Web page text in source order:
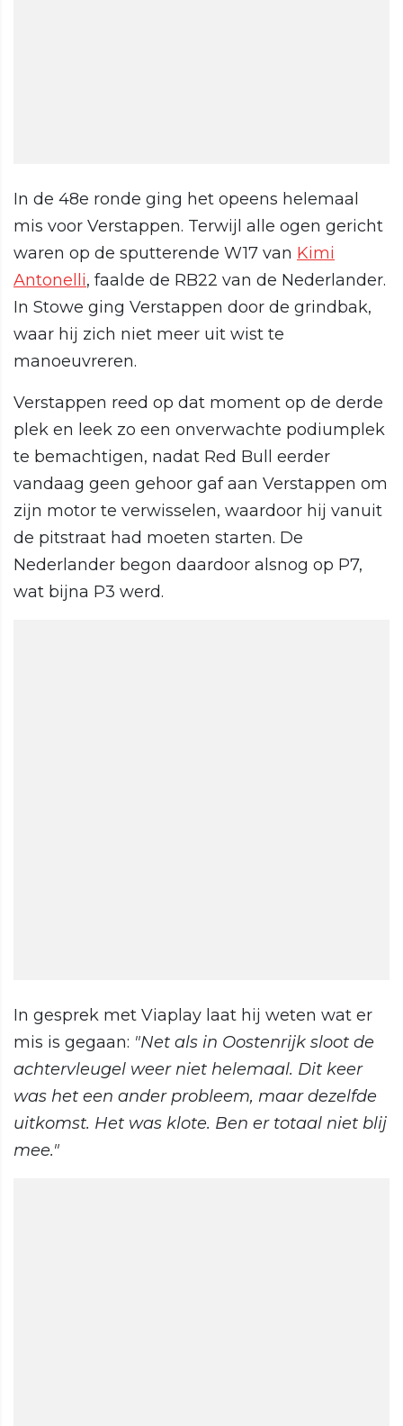
In de 48e ronde ging het opeens helemaal
mis voor Verstappen. Terwijl alle ogen gericht
waren op de sputterende W17 van Kimi
Antonelli, faalde de RB22 van de Nederlander.
In Stowe ging Verstappen door de grindbak,
waar hij zich niet meer uit wist te
manoeuvreren.
Verstappen reed op dat moment op de derde
plek en leek zo een onverwachte podiumplek
te bemachtigen, nadat Red Bull eerder
vandaag geen gehoor gaf aan Verstappen om
zijn motor te verwisselen, waardoor hij vanuit
de pitstraat had moeten starten. De
Nederlander begon daardoor alsnog op P7,
wat bijna P3 werd.
In gesprek met Viaplay laat hij weten wat er
mis is gegaan: "Net als in Oostenrijk sloot de
achtervleugel weer niet helemaal. Dit keer
was het een ander probleem, maar dezelfde
uitkomst. Het was klote. Ben er totaal niet blij
mee."